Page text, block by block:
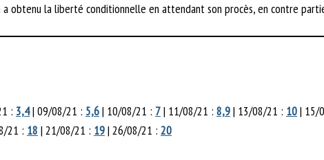
a obtenu la liberté conditionnelle en attendant son procès, en contre
: 3,4| 09/08/21 : 5,6| 10/08/21 : 7| 11/08/21 : 8,9| 13/08/21 : 10| 15/
21 : 18 | 21/08/21 : 19| 26/08/21 : 20